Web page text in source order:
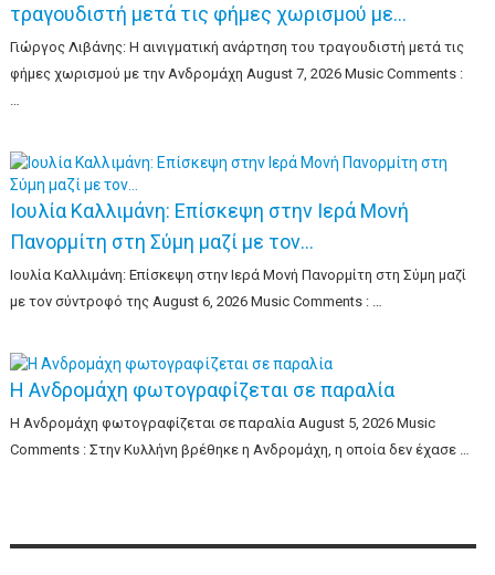
τραγουδιστή μετά τις φήμες χωρισμού με…
Γιώργος Λιβάνης: Η αινιγματική ανάρτηση του τραγουδιστή μετά τις
φήμες χωρισμού με την Ανδρομάχη August 7, 2026 Music Comments :
Ιουλία Καλλιμάνη: Επίσκεψη στην Ιερά Μονή
Πανορμίτη στη Σύμη μαζί με τον…
Ιουλία Καλλιμάνη: Επίσκεψη στην Ιερά Μονή Πανορμίτη στη Σύμη μαζί
με τον σύντροφό της August 6, 2026 Music Comments : …
Η Ανδρομάχη φωτογραφίζεται σε παραλία
Η Ανδρομάχη φωτογραφίζεται σε παραλία August 5, 2026 Music
Comments : Στην Κυλλήνη βρέθηκε η Ανδρομάχη, η οποία δεν έχασε …